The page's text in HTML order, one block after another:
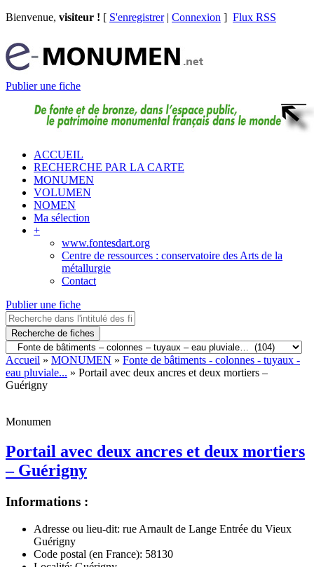
Bienvenue, visiteur ! [ S'enregistrer| Connexion ] Flux RSS
Publier une fiche
ACCUEIL
RECHERCHE PAR LA CARTE
MONUMEN
VOLUMEN
NOMEN
Ma sélection
+
www.fontesdart.org
Centre de ressources : conservatoire des Arts de la
métallurgie
Contact
Publier une fiche
Recherche de fiches
Accueil » MONUMEN » Fonte de bâtiments - colonnes - tuyaux -
eau pluviale... » Portail avec deux ancres et deux mortiers –
Guérigny
Monumen
Portail avec deux ancres et deux mortiers
– Guérigny
Informations :
Adresse ou lieu-dit: rue Arnault de Lange Entrée du Vieux
Guérigny
Code postal (en France): 58130